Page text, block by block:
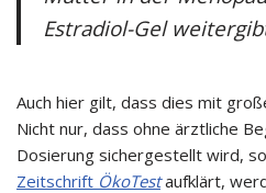
Estradiol-Gel
Auch hier gilt, dass dies mit
Nicht nur, dass ohne ärztliche
Dosierung sichergestellt wird,
Zeitschrift ÖkoTest aufklärt,